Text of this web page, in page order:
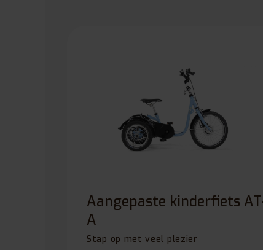
Aangepaste kinderfiets
A
Stap op met veel plezier